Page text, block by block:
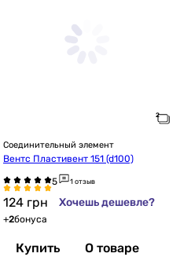
Соединительный элемент
Вентс Пластивент 151 (d100)
1 отзыв
124 грн Хочешь дешевле?
+2бонуса
Купить О товаре